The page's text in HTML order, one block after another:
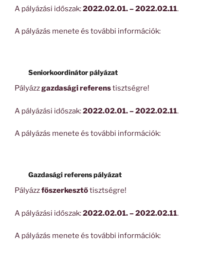
A pályázási időszak:2022.02.01. – 2022.02.11.
A pályázás menete és további információk:
Seniorkoordinátor pályázat
Pályázzgazdasági referenstisztségre!
A pályázási időszak:2022.02.01. – 2022.02.11.
A pályázás menete és további információk:
Gazdasági referens pályázat
Pályázzfőszerkesztőtisztségre!
A pályázási időszak:2022.02.01. – 2022.02.11.
A pályázás menete és további információk: